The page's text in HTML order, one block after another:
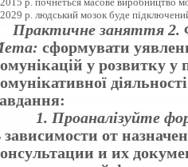
р. людський мозок буде
Практичне заняття 2.
: сформувати
у розвитку у
1. Проаналізуйте
зависимости от
и их